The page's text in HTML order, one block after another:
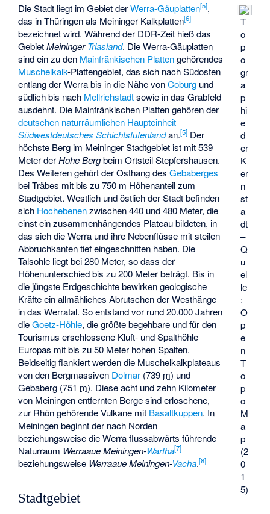
T
o
p
o
gr
a
p
hi
e
d
er
K
er
n
st
a
dt
–
Q
u
el
le
:
O
p
e
n
T
o
p
o
M
a
p
(2
0
1
5)
Die Stadt liegt im Gebiet derWerra-Gäuplatten[5],
das in Thüringen als Meininger Kalkplatten[6]
bezeichnet wird. Während der DDR-Zeit hieß das
GebietMeiningerTriasland. Die Werra-Gäuplatten
sind ein zu den Mainfränkischen Plattengehörendes
Muschelkalk-Plattengebiet, das sich nach Südosten
entlang der Werra bis in die Nähe vonCoburg und
südlich bis nach Mellrichstadtsowie in das Grabfeld
ausdehnt. Die Mainfränkischen Platten gehören der
deutschen naturräumlichen Haupteinheit
Südwestdeutsches Schichtstufenlandan.[5] Der
höchste Berg im Meininger Stadtgebiet ist mit 539
Meter derHohe Bergbeim Ortsteil Stepfershausen.
Des Weiteren gehört der Osthang desGebaberges
bei Träbes mit bis zu 750 m Höhenanteil zum
Stadtgebiet. Westlich und östlich der Stadt befinden
sich Hochebenenzwischen 440 und 480 Meter, die
einst ein zusammenhängendes Plateau bildeten, in
das sich die Werra und ihre Nebenflüsse mit steilen
Abbruchkanten tief eingeschnitten haben. Die
Talsohle liegt bei 280 Meter, so dass der
Höhenunterschied bis zu 200 Meter beträgt. Bis in
die jüngste Erdgeschichte bewirken geologische
Kräfte ein allmähliches Abrutschen der Westhänge
in das Werratal. So entstand vor rund 20.000 Jahren
dieGoetz-Höhle, die größte begehbare und für den
Tourismus erschlossene Kluft- und Spalthöhle
Europas mit bis zu 50 Meter hohen Spalten.
Beidseitig flankiert werden die Muschelkalkplateaus
von den Bergmassiven Dolmar (739 m) und
Gebaberg (751 m). Diese acht und zehn Kilometer
von Meiningen entfernten Berge sind erloschene,
zur Rhön gehörende Vulkane mit Basaltkuppen. In
Meiningen beginnt der nach Norden
beziehungsweise die Werra flussabwärts führende
Naturraum Werraaue Meiningen-Wartha[7]
beziehungsweise Werraaue Meiningen-Vacha.[8]
Stadtgebiet